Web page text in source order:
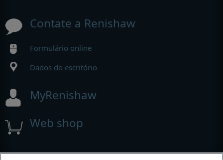
Contate a Renishaw
Formulário online
Dados do escritório
MyRenishaw
Web shop